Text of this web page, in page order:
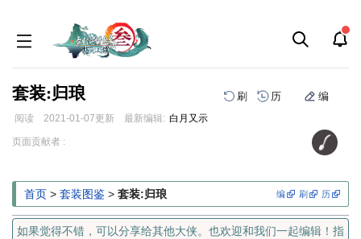
套装:归琅 刷 历 编
阅读 2021-01-07更新 最新编辑: 白月又示
跳
航
跳
索
页面贡献者 :
编 刷 历
首页 > 套装图鉴 > 套装:归琅
如果觉得不错，可以分享给其他大侠。也欢迎和我们一起编辑！指